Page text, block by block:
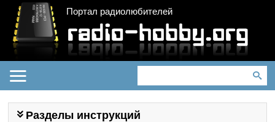
Портал радиолюбителей
Разделы инструкций